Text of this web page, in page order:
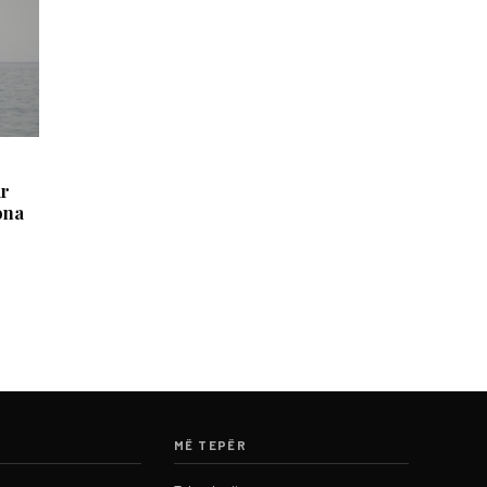
MË TEPËR